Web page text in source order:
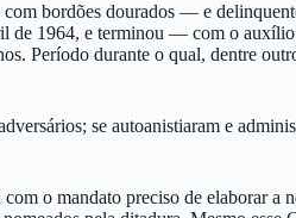
com bordões dourados — e
de 1964, e terminou — com o
Período durante o qual, dentre
se autoanistiaram e
o mandato preciso de elaborar